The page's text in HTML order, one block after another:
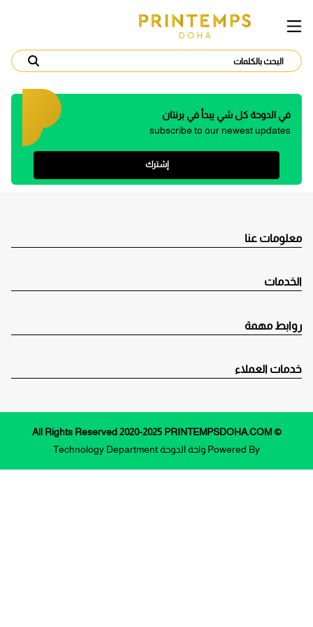
في الدوحة كل شي يبدأ في برنتان
subscribe to our newest updates
إشترك
معلومات عنا
الخدمات
روابط مهمة
خدمات العملاء
© All Rights Reserved 2020-2025 PRINTEMPSDOHA.COM
Powered By واحة الدوحة